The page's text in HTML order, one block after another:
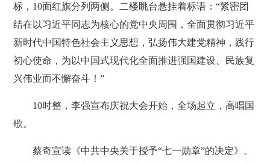
标，10面红旗分列两侧。二楼眺台悬挂着标语：“紧密团
结在以习近平同志为核心的党中央周围，全面贯彻习近平
新时代中国特色社会主义思想，弘扬伟大建党精神，践行
初心使命，为以中国式现代化全面推进强国建设、民族复
兴伟业而不懈奋斗！”
10时整，李强宣布庆祝大会开始，全场起立，高唱国
歌。
蔡奇宣读《中共中央关于授予“七一勋章”的决定》。